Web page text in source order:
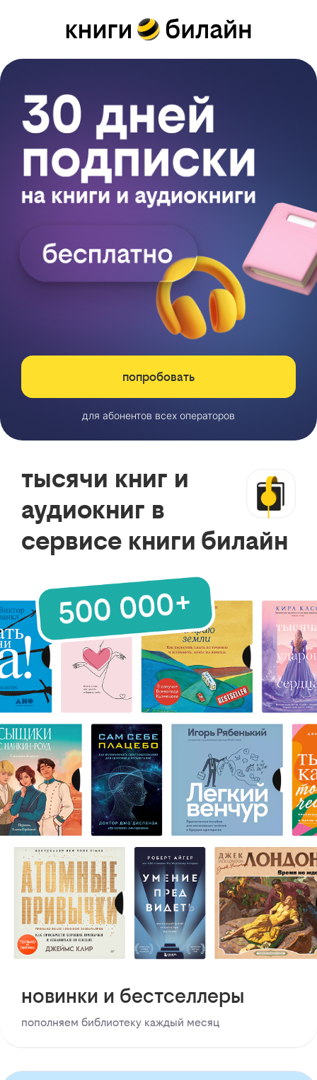
попробовать
для абонентов всех операторов
тысячи книг и
аудиокниг в
сервисе книги билайн
новинки и бестселлеры
пополняем библиотеку каждый месяц